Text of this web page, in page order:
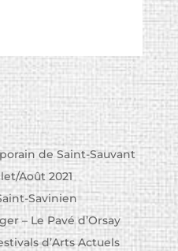
de Saint-Sauvant
Août 2021
Savinien
– Le Pavé d’Orsay
d’Arts Actuels